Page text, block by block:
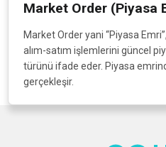
Market Order (Piyasa
Market Order yani “Piyasa
alım-satım işlemlerini güncel
türünü ifade eder. Piyasa
gerçekleşir.